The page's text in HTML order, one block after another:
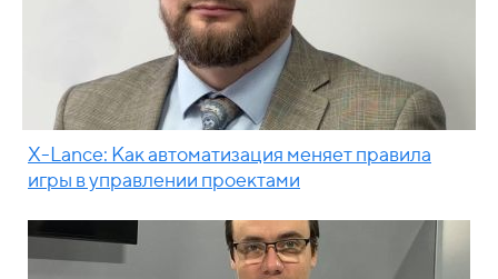
X-Lance: Как автоматизация меняет правила
игры в управлении проектами